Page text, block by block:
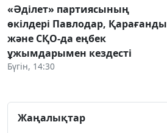
«Әділет» партиясының
өкілдері Павлодар, Қарағанды
және СҚО-да еңбек
ұжымдарымен кездесті
Бүгін, 14:30
Жаңалықтар